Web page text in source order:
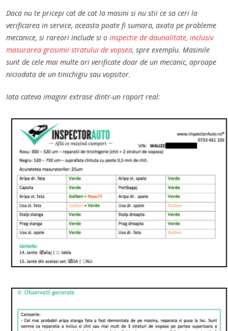
Daca nu te pricepi cat de cat la masini si nu stii ce sa ceri la
verificarea in service, aceasta poate fi sumara, axata pe probleme
mecanice, si rareori include si o inspectie de daunalitate, inclusiv
masurarea grosimii stratului de vopsea, spre exemplu. Masinile
sunt de cele mai multe ori verificate doar de un mecanic, aproape
niciodata de un tinichigiu sau vopsitor.
Iata cateva imagini extrase dintr-un raport real: